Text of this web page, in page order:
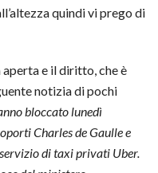
quindi vi prego di
e il diritto, che è
notizia di pochi
bloccato lunedì
Charles de Gaulle e
di taxi privati Uber.